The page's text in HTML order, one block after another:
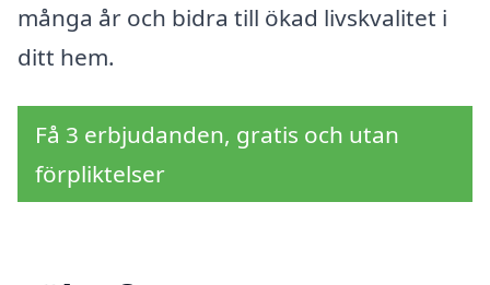
många år och bidra till ökad livskvalitet i
ditt hem.
Få 3 erbjudanden, gratis och utan
förpliktelser